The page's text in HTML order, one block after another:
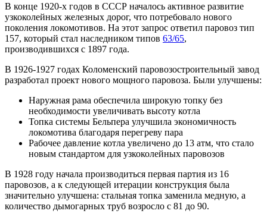
В конце 1920-х годов в СССР началось активное развитие
узкоколейных железных дорог, что потребовало нового
поколения локомотивов. На этот запрос ответил паровоз тип
157, который стал наследником типов 63/65,
производившихся с 1897 года.
В 1926-1927 годах Коломенский паровозостроительный завод
разработал проект нового мощного паровоза. Были улучшены:
Наружная рама обеспечила широкую топку без
необходимости увеличивать высоту котла
Топка системы Бельпера улучшила экономичность
локомотива благодаря перегреву пара
Рабочее давление котла увеличено до 13 атм, что стало
новым стандартом для узкоколейных паровозов
В 1928 году начала производиться первая партия из 16
паровозов, а к следующей итерации конструкция была
значительно улучшена: стальная топка заменила медную, а
количество дымогарных труб возросло с 81 до 90.